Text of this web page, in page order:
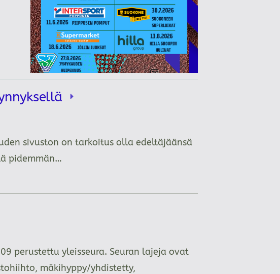
sivuston on tarkoitus olla edeltäjäänsä
pidemmän…
perustettu yleisseura. Seuran lajeja ovat
mäkihyppy/yhdistetty,